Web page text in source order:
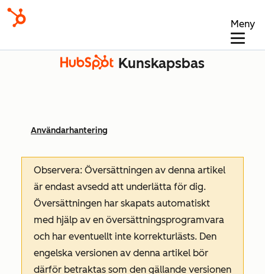
Meny
Kunskapsbas
Användarhantering
Observera: Översättningen av denna artikel
är endast avsedd att underlätta för dig.
Översättningen har skapats automatiskt
med hjälp av en översättningsprogramvara
och har eventuellt inte korrekturlästs. Den
engelska versionen av denna artikel bör
därför betraktas som den gällande versionen